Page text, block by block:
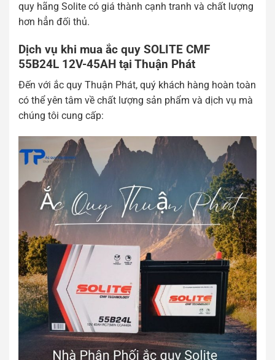
quy hãng Solite có giá thành cạnh tranh và chất lượng
hơn hẳn đối thủ.
Dịch vụ khi mua ắc quy SOLITE CMF
55B24L 12V-45AH tại Thuận Phát
Đến với ắc quy Thuận Phát, quý khách hàng hoàn toàn
có thể yên tâm về chất lượng sản phẩm và dịch vụ mà
chúng tôi cung cấp: